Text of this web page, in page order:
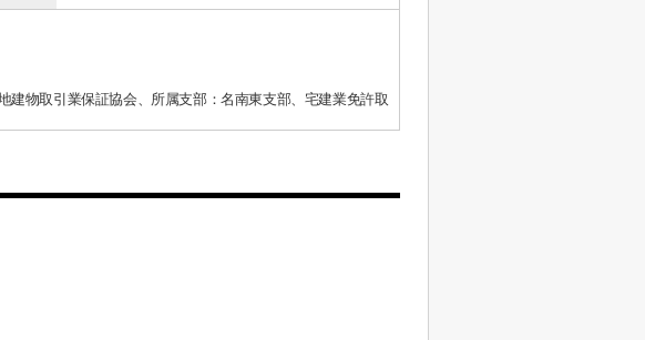
物取引業保証協会、所属支部：名南東支部、宅建業免許取